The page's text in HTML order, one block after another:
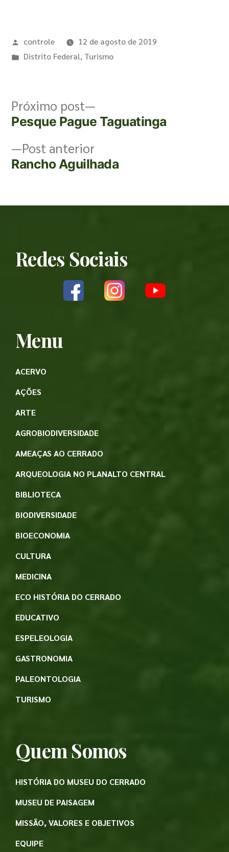
controle
12 de agosto de 2019
Distrito Federal, Turismo
Post anterior
Rancho Aguilhada
Próximo post
Pesque Pague Taguatinga
Redes Sociais
Menu
ACERVO
AÇÕES
ARTE
AGROBIODIVERSIDADE
AMEAÇAS AO CERRADO
ARQUEOLOGIA NO PLANALTO CENTRAL
BIBLIOTECA
BIODIVERSIDADE
BIOECONOMIA
CULTURA
MEDICINA
ECO HISTÓRIA DO CERRADO
EDUCATIVO
ESPELEOLOGIA
GASTRONOMIA
PALEONTOLOGIA
TURISMO
Quem Somos
HISTÓRIA DO MUSEU DO CERRADO
MUSEU DE PAISAGEM
MISSÃO, VALORES E OBJETIVOS
EQUIPE